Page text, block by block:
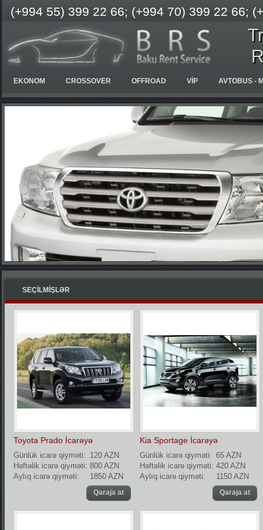
(+994 55) 399 22 66; (+994 70) 399 22 66;
EKONOM CROSSOVER OFFROAD VİP AVTOBUS -
SEÇİLMİŞLƏR
Toyota Prado İcarəyə
Günlük icarə qiyməti: 120 AZN
Həftəlik icarə qiyməti: 800 AZN
Aylıq icarə qiyməti:
1850 AZN
Qaraja at
Kia Sportage İcarəyə
Günlük icarə qiyməti: 65 AZN
Həftəlik icarə qiyməti: 420 AZN
Aylıq icarə qiyməti:
1150 AZN
Qaraja at